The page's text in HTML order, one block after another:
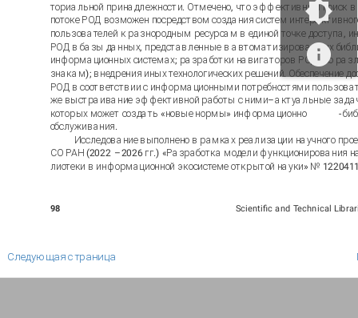
Scientific and Technical
98
ториальной принадлежности. Отмечено, что эффективный поиск
потоке РОД возможен посредством создания систем
пользователей к разнородным ресурсам в единой точке доступа,
РОД в базы данных, представленные в автоматизированных
информационных системах; разработки навигаторов РОД (по
знакам); внедрения иных технологических решений. Обеспечение
РОД в соответствии с информационными потребностями
же выстраивание эффективной работы с ними–актуальные
которых может создать «новые нормы» информационно
-
обслуживания.
Исследование выполнено в рамках реализации научного
СО РАН (2022 –2026 гг.) «Разработка модели функционирования
лиотеки в информационной экосистеме открытой науки» №
Следующая страница